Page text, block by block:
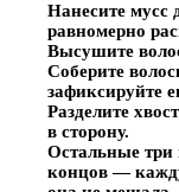
Нанесите мусс
равномерно
Высушите
Соберите
зафиксируйте
Разделите
в сторону.
Остальные три
концов —